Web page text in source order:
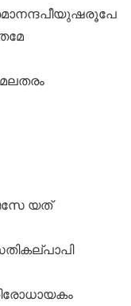
യത്